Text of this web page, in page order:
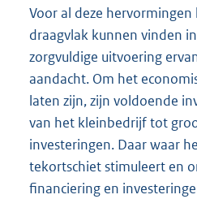
Voor al deze
draagvlak kunnen vinden
zorgvuldige uitvoering
aandacht. Om het
laten zijn, zijn voldoende
van het kleinbedrijf tot
investeringen. Daar waar
tekortschiet stimuleert en
financiering en